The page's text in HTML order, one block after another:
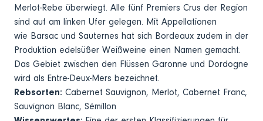
Merlot-Rebe überwiegt. Alle fünf Premiers Crus der Region
sind auf am linken Ufer gelegen. Mit Appellationen
wie Barsac und Sauternes hat sich Bordeaux zudem in der
Produktion edelsüßer Weißweine einen Namen gemacht.
Das Gebiet zwischen den Flüssen Garonne und Dordogne
wird als Entre-Deux-Mers bezeichnet.
Rebsorten: Cabernet Sauvignon, Merlot, Cabernet Franc,
Sauvignon Blanc, Sémillon